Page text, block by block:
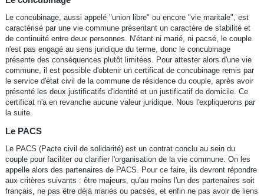
Le concubinage, aussi appelé "union libre" ou encore "vie maritale", est
caractérisé par une vie commune présentant un caractère de stabilité et
de continuité entre deux personnes. N'étant ni marié, ni pacsé, le couple
n'est pas engagé au sens juridique du terme, donc le concubinage
présente des conséquences plutôt limitées. Pour attester alors d'une vie
commune, il est possible d'obtenir un certificat de concubinage remis par
le service d'état civil de la commune de résidence du couple, après avoir
présenté les deux justificatifs d'identité et un justificatif de domicile. Ce
certificat n'a en revanche aucune valeur juridique. Nous l'expliquerons par
la suite.
Le PACS
Le PACS (Pacte civil de solidarité) est un contrat conclu au sein du
couple pour faciliter ou clarifier l'organisation de la vie commune. On les
appelle alors des partenaires de PACS. Pour ce faire, ils devront répondre
aux critères suivants : être majeurs, qu'au moins l'un des partenaires soit
français, ne pas être déjà mariés ou pacsés, et enfin ne pas avoir de liens